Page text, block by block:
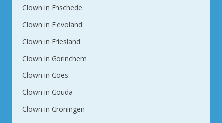
Clown in Enschede
Clown in Flevoland
Clown in Friesland
Clown in Gorinchem
Clown in Goes
Clown in Gouda
Clown in Groningen